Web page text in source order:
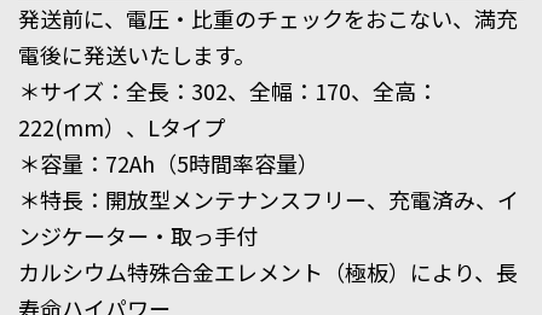
発送前に、電圧・比重のチェックをおこない、満充
電後に発送いたします。
＊サイズ：全長：302、全幅：170、全高：
222(mm）、Lタイプ
＊容量：72Ah（5時間率容量）
＊特長：開放型メンテナンスフリー、充電済み、イ
ンジケーター・取っ手付
カルシウム特殊合金エレメント（極板）により、長
寿命ハイパワー